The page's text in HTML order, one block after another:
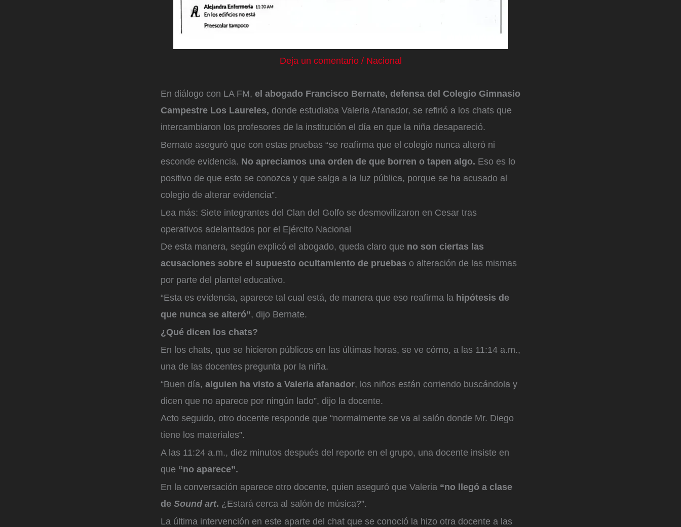
Deja un comentario / Nacional
En diálogo con LA FM, el abogado Francisco Bernate, defensa del Colegio Gimnasio
Campestre Los Laureles, donde estudiaba Valeria Afanador, se refirió a los chats que
intercambiaron los profesores de la institución el día en que la niña desapareció.
Bernate aseguró que con estas pruebas “se reafirma que el colegio nunca alteró ni
esconde evidencia. No apreciamos una orden de que borren o tapen algo. Eso es lo
positivo de que esto se conozca y que salga a la luz pública, porque se ha acusado al
colegio de alterar evidencia”.
Lea más: Siete integrantes del Clan del Golfo se desmovilizaron en Cesar tras
operativos adelantados por el Ejército Nacional
De esta manera, según explicó el abogado, queda claro que no son ciertas las
acusaciones sobre el supuesto ocultamiento de pruebas o alteración de las mismas
por parte del plantel educativo.
“Esta es evidencia, aparece tal cual está, de manera que eso reafirma la hipótesis de
que nunca se alteró”, dijo Bernate.
¿Qué dicen los chats?
En los chats, que se hicieron públicos en las últimas horas, se ve cómo, a las 11:14 a.m.,
una de las docentes pregunta por la niña.
“Buen día, alguien ha visto a Valeria afanador, los niños están corriendo buscándola y
dicen que no aparece por ningún lado”, dijo la docente.
Acto seguido, otro docente responde que “normalmente se va al salón donde Mr. Diego
tiene los materiales”.
A las 11:24 a.m., diez minutos después del reporte en el grupo, una docente insiste en
que “no aparece”.
En la conversación aparece otro docente, quien aseguró que Valeria “no llegó a clase
de Sound art. ¿Estará cerca al salón de música?”.
La última intervención en este aparte del chat que se conoció la hizo otra docente a las